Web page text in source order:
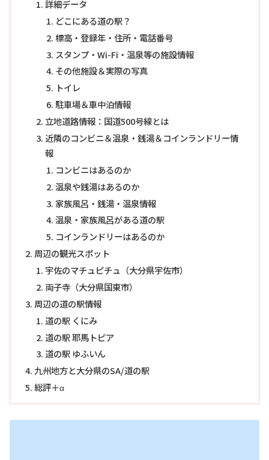
詳細データ
どこにある道の駅？
標高・登録年・住所・電話番号
スタンプ・Wi-Fi・温泉等の施設情報
その他施設＆実際の写真
トイレ
駐車場＆車中泊情報
立地道路情報：国道500号線とは
近隣のコンビニ＆温泉・銭湯＆コインランドリー情
報
コンビニはあるのか
温泉や銭湯はあるのか
家族風呂・銭湯・温泉情報
温泉・家族風呂がある道の駅
コインランドリーはあるのか
周辺の観光スポット
宇佐のマチュピチュ（大分県宇佐市）
両子寺（大分県国東市）
周辺の道の駅情報
道の駅 くにみ
道の駅 耶馬トピア
道の駅 ゆふいん
九州地方と大分県のSA/道の駅
総評＋α